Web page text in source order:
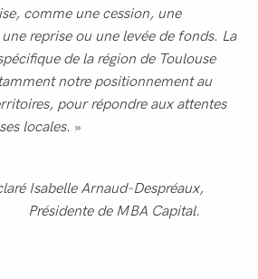
comme une cession, une
reprise ou une levée de fonds. La
de la région de Toulouse
notre positionnement au
pour répondre aux attentes
locales. »
Isabelle Arnaud-Despréaux,
Présidente de MBA Capital.